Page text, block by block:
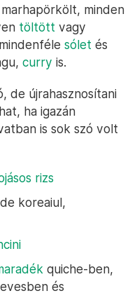
minden
töltött vagy
sólet és
curry is.
de újrahasznosítani
ha igazán
is sok szó volt
rizs
koreaiul,
quiche-ben,
és